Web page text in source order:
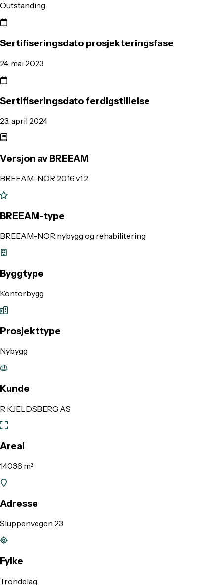
Outstanding
Sertifiseringsdato prosjekteringsfase
24. mai 2023
Sertifiseringsdato ferdigstillelse
23. april 2024
Versjon av BREEAM
BREEAM-NOR 2016 v.1.2
BREEAM-type
BREEAM-NOR nybygg og rehabilitering
Byggtype
Kontorbygg
Prosjekttype
Nybygg
Kunde
R KJELDSBERG AS
Areal
14036 m²
Adresse
Sluppenvegen 23
Fylke
Trondelag